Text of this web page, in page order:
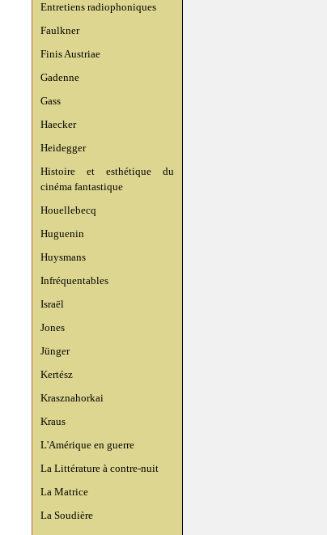
Entretiens radiophoniques
Faulkner
Finis Austriae
Gadenne
Gass
Haecker
Heidegger
Histoire et esthétique du
cinéma fantastique
Houellebecq
Huguenin
Huysmans
Infréquentables
Israël
Jones
Jünger
Kertész
Krasznahorkai
Kraus
L'Amérique en guerre
La Littérature à contre-nuit
La Matrice
La Soudière